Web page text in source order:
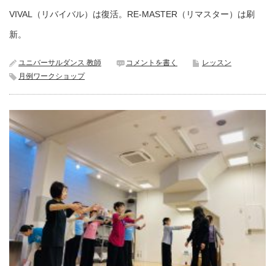
VIVAL（リバイバル）は復活。RE-MASTER（リマスター）は刷
新。
ユニバーサルダンス 教師 コメントを書く
レッスン
月例ワークショップ